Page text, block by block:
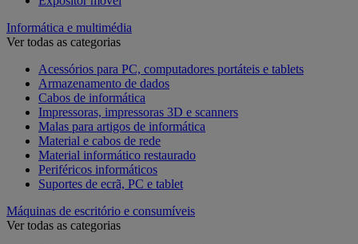
Informática e multimédia
Ver todas as categorias
Acessórios para PC, computadores portáteis e tablets
Armazenamento de dados
Cabos de informática
Impressoras, impressoras 3D e scanners
Malas para artigos de informática
Material e cabos de rede
Material informático restaurado
Periféricos informáticos
Suportes de ecrã, PC e tablet
Máquinas de escritório e consumíveis
Ver todas as categorias